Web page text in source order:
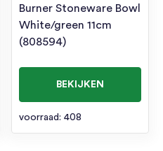
Burner Stoneware Bowl
White/green 11cm
(808594)
BEKIJKEN
voorraad: 408